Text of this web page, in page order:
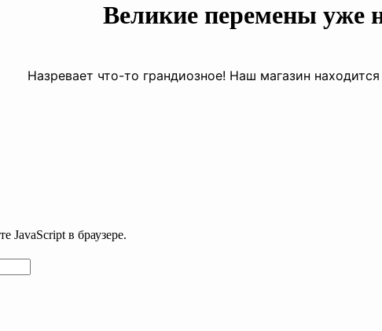
Великие перемены уже
Назревает что-то грандиозное! Наш магазин
JavaScript в браузере.